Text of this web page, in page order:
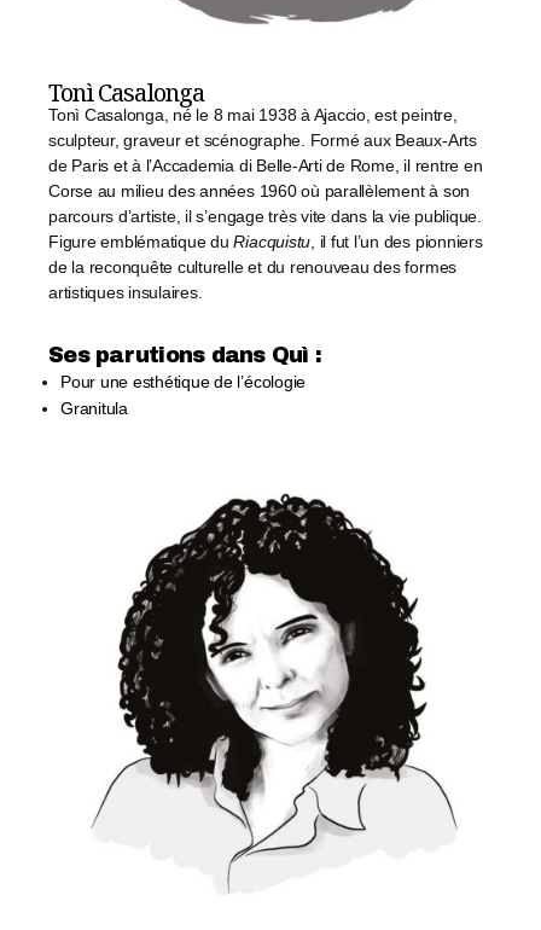
Tonì Casalonga
Tonì Casalonga, né le 8 mai 1938 à Ajaccio, est peintre,
sculpteur, graveur et scénographe. Formé aux Beaux-Arts
de Paris et à l’Accademia di Belle-Arti de Rome, il rentre en
Corse au milieu des années 1960 où parallèlement à son
parcours d’artiste, il s’engage très vite dans la vie publique.
Figure emblématique duRiacquistu , il fut l’un des pionniers
de la reconquête culturelle et du renouveau des formes
artistiques insulaires.
Ses parutions dans Quì :​
Pour une esthétique de l’écologie
Granitula